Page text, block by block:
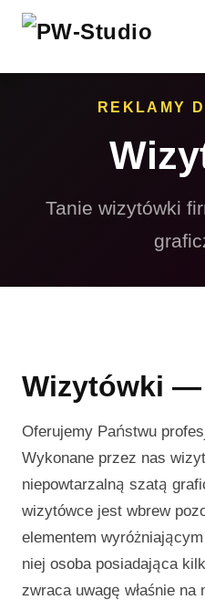
REKLAMY
Tanie wizytówki
Wizytówki —
Oferujemy Państwu
Wykonane przez nas
niepowtarzalną szatą
wizytówce jest wbrew
elementem
niej osoba posiadająca
zwraca uwagę właśnie na